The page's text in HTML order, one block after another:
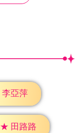
李亞萍
★ 田路路